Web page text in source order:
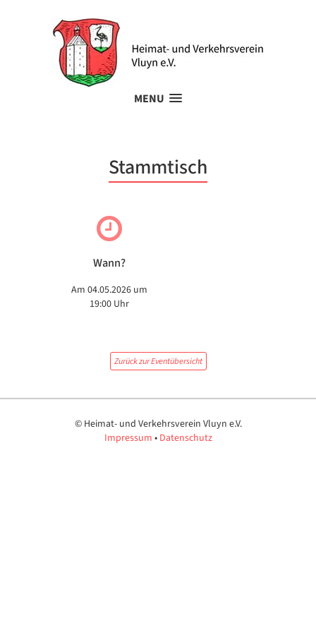
MENU
Stammtisch
Wann?
Am 04.05.2026 um
19:00 Uhr
Zurück zur Eventübersicht
© Heimat- und Verkehrsverein Vluyn e.V.
Impressum • Datenschutz